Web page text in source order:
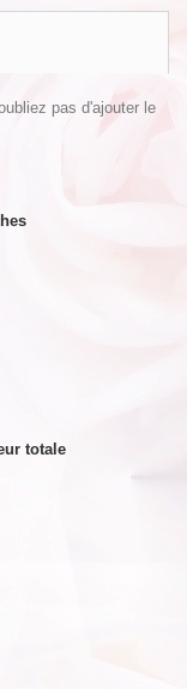
pas d'ajouter le
totale